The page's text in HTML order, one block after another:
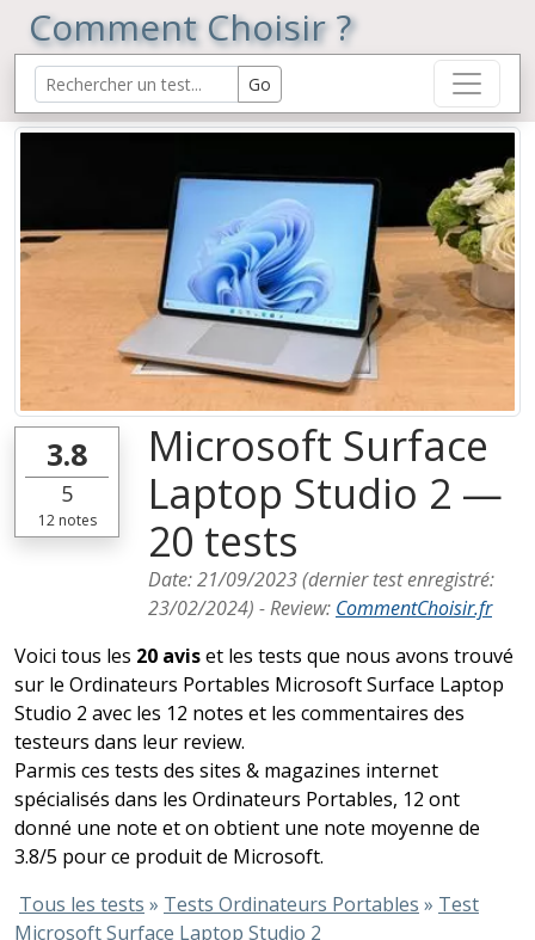
Comment Choisir ?
3.8
5
12notes
Microsoft Surface
Laptop Studio 2 —
20 tests
Date:21/09/2023(dernier test enregistré:
23/02/2024) -Review: CommentChoisir.fr
Voici tous les 20 aviset les tests que nous avons trouvé
sur le Ordinateurs Portables Microsoft Surface Laptop
Studio 2 avec les 12 notes et les commentaires des
testeurs dans leur review.
Parmis ces tests des sites & magazines internet
spécialisés dans les Ordinateurs Portables, 12 ont
donné une note et on obtient une note moyenne de
3.8/5 pour ce produit de Microsoft.
Tous les tests » Tests Ordinateurs Portables » Test
Microsoft Surface Laptop Studio 2